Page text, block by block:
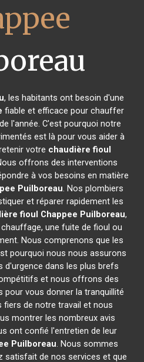
, les habitants ont besoin d'une
fiable et efficace pour chauffer
l'année. C'est pourquoi notre
est là pour vous aider à
votre chaudière fioul
offrons des interventions
à vos besoins en matière
Puilboreau. Nos plombiers
et réparer rapidement les
fioul Chappee Puilboreau,
une fuite de fioul ou
Nous comprenons que les
pourquoi nous nous assurons
d'urgence dans les plus brefs
et nous offrons des
pour vous donner la tranquillité
de notre travail et nous
montrer les nombreux avis
ont confié l'entretien de leur
Puilboreau. Nous sommes
satisfait de nos services et que